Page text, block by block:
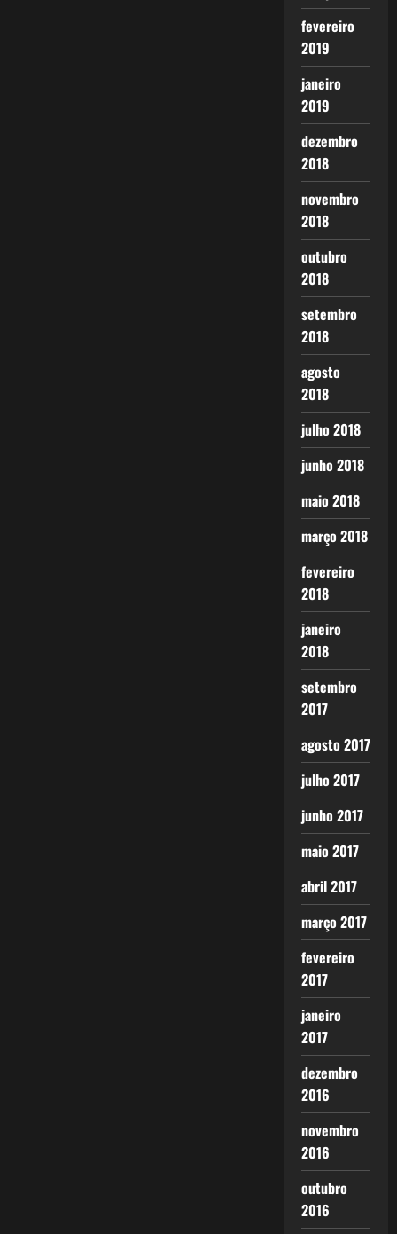
fevereiro
2019
janeiro
2019
dezembro
2018
novembro
2018
outubro
2018
setembro
2018
agosto
2018
julho 2018
junho 2018
maio 2018
março 2018
fevereiro
2018
janeiro
2018
setembro
2017
agosto 2017
julho 2017
junho 2017
maio 2017
abril 2017
março 2017
fevereiro
2017
janeiro
2017
dezembro
2016
novembro
2016
outubro
2016